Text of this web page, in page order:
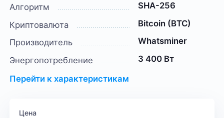
Алгоритм
SHA-256
Криптовалюта
Bitcoin (BTC)
Производитель
Whatsminer
Энергопотребление
3 400 Вт
Перейти к характеристикам
Цена